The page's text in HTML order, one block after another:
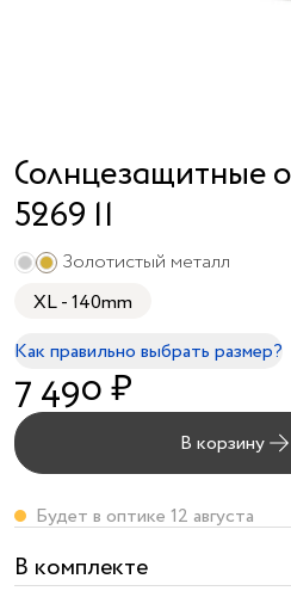
персональных
данных
Солнцезащитные
5269 11
Золотистый металл
XL - 140mm
Как правильно выбрать размер?
7 490 ₽
В корзину
Будет в оптике 12 августа
В комплекте